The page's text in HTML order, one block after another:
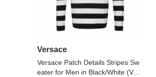
Versace
Versace Patch Details Stripes Sw
eater for Men in Black/White (V70